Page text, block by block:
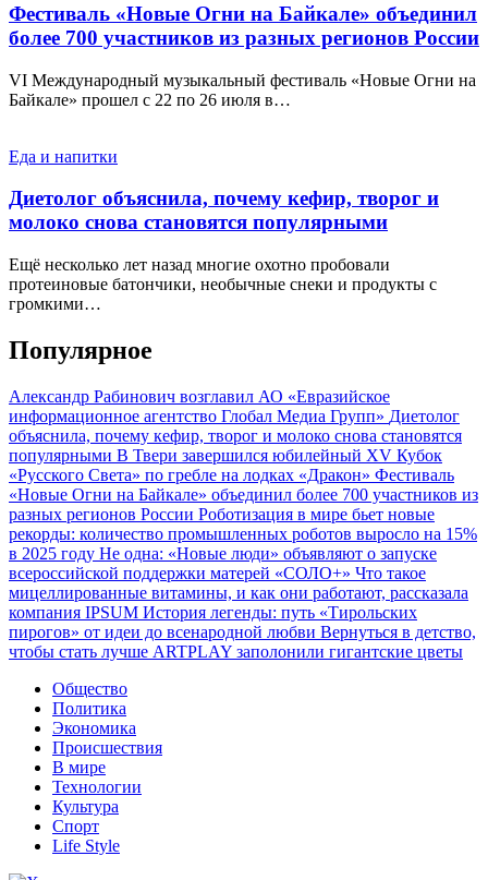
Фестиваль «Новые Огни на Байкале» объединил
более 700 участников из разных регионов России
VI Международный музыкальный фестиваль «Новые Огни на
Байкале» прошел с 22 по 26 июля в…
Еда и напитки
Диетолог объяснила, почему кефир, творог и
молоко снова становятся популярными
Ещё несколько лет назад многие охотно пробовали
протеиновые батончики, необычные снеки и продукты с
громкими…
Популярное
Александр Рабинович возглавил АО «Евразийское
информационное агентство Глобал Медиа Групп» Диетолог
объяснила, почему кефир, творог и молоко снова становятся
популярными В Твери завершился юбилейный XV Кубок
«Русского Света» по гребле на лодках «Дракон» Фестиваль
«Новые Огни на Байкале» объединил более 700 участников из
разных регионов России Роботизация в мире бьет новые
рекорды: количество промышленных роботов выросло на 15%
в 2025 году Не одна: «Новые люди» объявляют о запуске
всероссийской поддержки матерей «СОЛО+» Что такое
мицеллированные витамины, и как они работают, рассказала
компания IPSUM История легенды: путь «Тирольских
пирогов» от идеи до всенародной любви Вернуться в детство,
чтобы стать лучше ARTPLAY заполонили гигантские цветы
Общество
Политика
Экономика
Происшествия
В мире
Технологии
Культура
Спорт
Life Style